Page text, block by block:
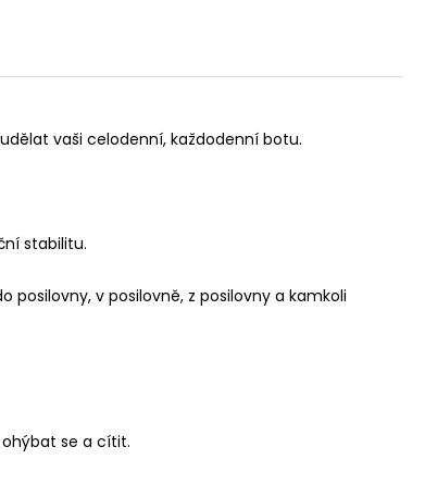
vaši celodenní, každodenní botu.
stabilitu.
v posilovně, z posilovny a kamkoli
se a cítit.